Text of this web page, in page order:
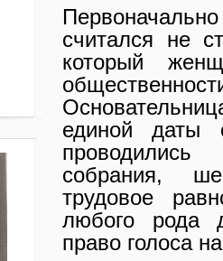
считался не
который
единой даты
собрания,
трудовое
любого рода
право голоса